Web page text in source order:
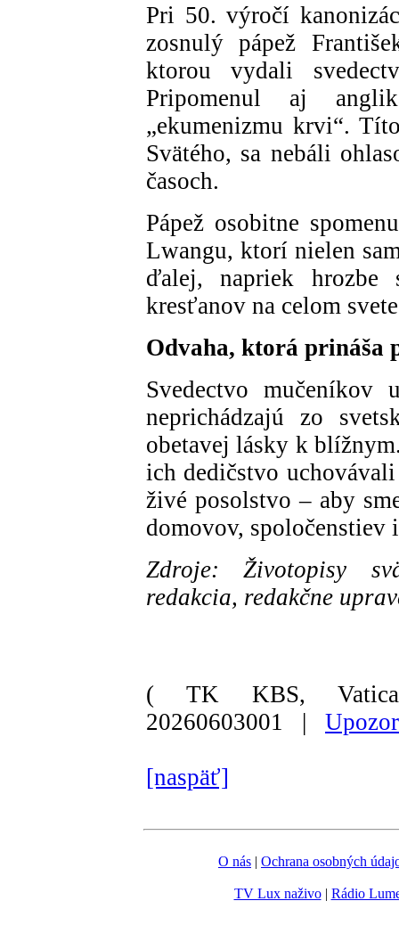
Pri 50. výročí
zosnulý pápež
ktorou vydali
Pripomenul aj
„ekumenizmu krvi“.
Svätého, sa nebáli
časoch.
Pápež osobitne
Lwangu, ktorí nielen
ďalej, napriek
kresťanov na celom
Odvaha, ktorá prináša
Svedectvo
neprichádzajú zo
obetavej lásky k
ich dedičstvo
živé posolstvo – aby
domovov, spoločenstiev
Zdroje: Životopisy
redakcia, redakčne
( TK KBS,
20260603001 |
[naspäť]
O nás | Ochrana osobných
TV Lux naživo| Rádio